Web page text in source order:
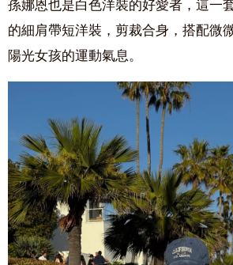
孫娜恩也是白色洋裝的好愛者，這一
的細肩帶短洋裝，剪裁合身，搭配微
陽光女孩的運動氣息。